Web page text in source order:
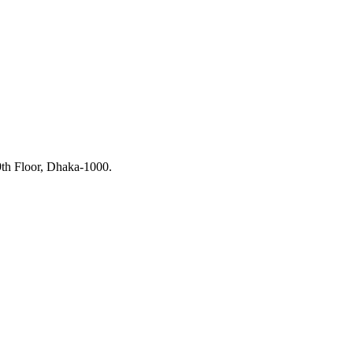
Floor, Dhaka-1000.